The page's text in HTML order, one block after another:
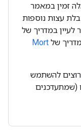
זמין במאמר
עצות נוספות
של Mort
להשתמש
(שמתעדכנים